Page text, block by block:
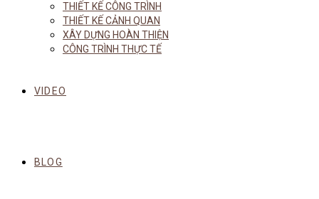
THIẾT KẾ CÔNG TRÌNH
THIẾT KẾ CẢNH QUAN
XÂY DỰNG HOÀN THIỆN
CÔNG TRÌNH THỰC TẾ
VIDEO
BLOG